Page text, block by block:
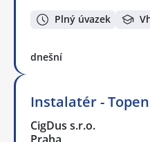
Plný úvazek
dnešní
Instalatér -
CigDus s.r.o.